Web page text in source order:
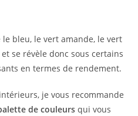
bleu, le vert amande, le vert
se révèle donc sous certains
en termes de rendement.
je vous recommande
de couleurs qui vous